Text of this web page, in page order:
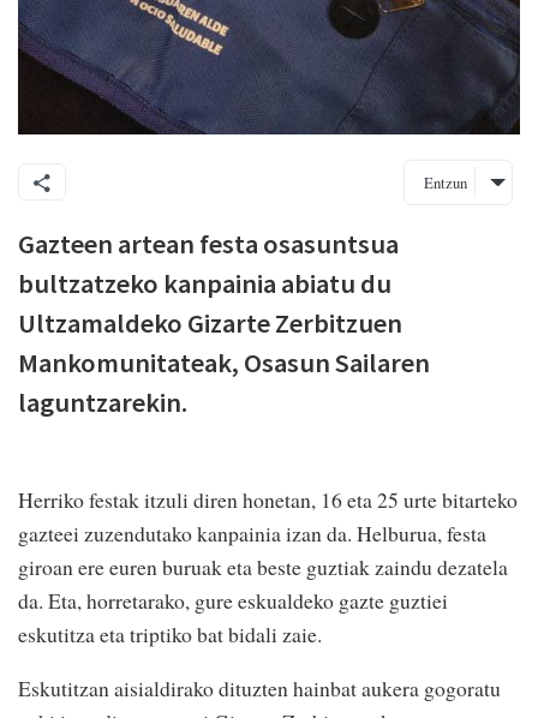
Entzun
Gazteen artean festa osasuntsua
bultzatzeko kanpainia abiatu du
Ultzamaldeko Gizarte Zerbitzuen
Mankomunitateak, Osasun Sailaren
laguntzarekin.
Herriko festak itzuli diren honetan, 16 eta 25 urte bitarteko
gazteei zuzendutako kanpainia izan da. Helburua, festa
giroan ere euren buruak eta beste guztiak zaindu dezatela
da. Eta, horretarako, gure eskualdeko gazte guztiei
eskutitza eta triptiko bat bidali zaie.
Eskutitzan aisialdirako dituzten hainbat aukera gogoratu